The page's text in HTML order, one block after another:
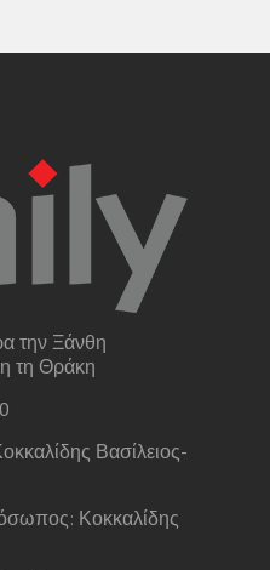
την Ξάνθη
τη Θράκη
Βασίλειος-
Κοκκαλίδης